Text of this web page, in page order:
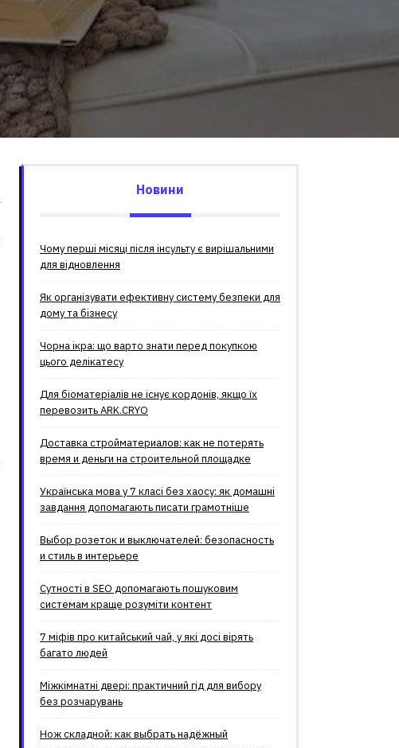
Новини
Чому перші місяці після інсульту є вирішальними
для відновлення
Як організувати ефективну систему безпеки для
дому та бізнесу
Чорна ікра: що варто знати перед покупкою
цього делікатесу
Для біоматеріалів не існує кордонів, якщо їх
перевозить ARK.CRYO
Доставка стройматериалов: как не потерять
время и деньги на строительной площадке
Українська мова у 7 класі без хаосу: як домашні
завдання допомагають писати грамотніше
Выбор розеток и выключателей: безопасность
и стиль в интерьере
Сутності в SEO допомагають пошуковим
системам краще розуміти контент
7 міфів про китайський чай, у які досі вірять
багато людей
Міжкімнатні двері: практичний гід для вибору
без розчарувань
Нож складной: как выбрать надёжный